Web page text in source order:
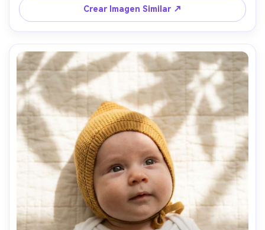
Crear Imagen Similar ↗